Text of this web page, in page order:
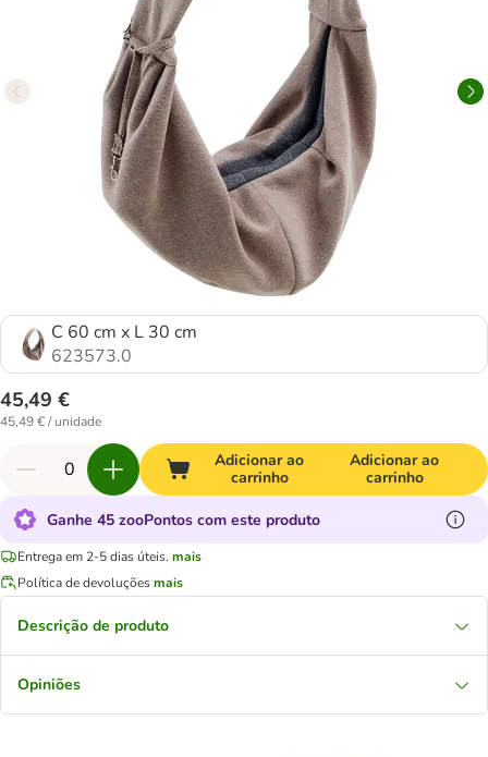
C 60 cm x L 30 cm
623573.0
45,49 €
45,49 € / unidade
Adicionar ao
carrinho
Adicionar ao
carrinho
Ganhe 45 zooPontos com este produto
Entrega em 2-5 dias úteis. mais
Política de devoluçõesmais
Descrição de produto
Opiniões